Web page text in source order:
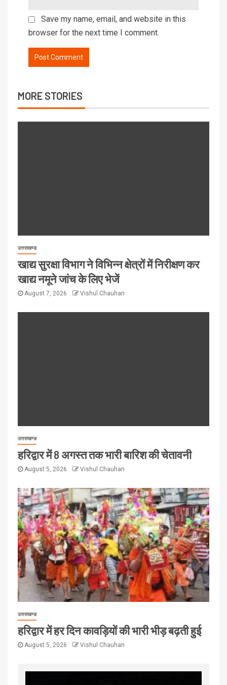
Save my name, email, and website in this
browser for the next time I comment.
MORE STORIES
उत्तराखण्ड
खाद्य सुरक्षा विभाग ने विभिन्न क्षेत्रों में निरीक्षण कर
खाद्य नमूने जांच के लिए भेजें
August 7, 2026 Vishul Chauhan
उत्तराखण्ड
हरिद्वार में 8 अगस्त तक भारी बारिश की चेतावनी
August 5, 2026 Vishul Chauhan
उत्तराखण्ड
हरिद्वार में हर दिन कावड़ियों की भारी भीड़ बढ़ती हुई
August 5, 2026 Vishul Chauhan